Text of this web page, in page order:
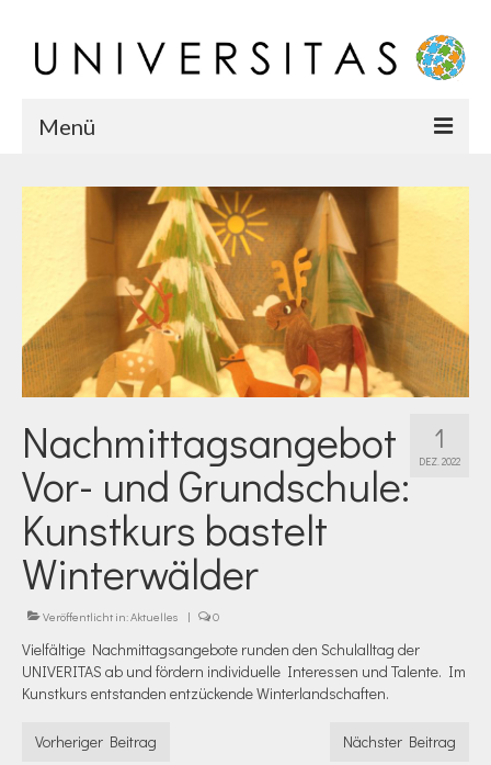
Menü
Startseite
Chronik
Karriere
Team
1
DEZ. 2022
Nachmittagsangebot
Vor- und Grundschule:
Kunstkurs bastelt
Winterwälder
Veröffentlicht in:Aktuelles | 0
Vielfältige Nachmittagsangebote runden den Schulalltag der
UNIVERITAS ab und fördern individuelle Interessen und Talente. Im
Kunstkurs entstanden entzückende Winterlandschaften.
Vorheriger Beitrag Nächster Beitrag